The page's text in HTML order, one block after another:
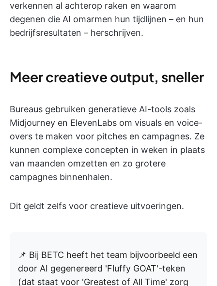
verkennen al achterop raken en waarom
degenen die AI omarmen hun tijdlijnen – en hun
bedrijfsresultaten – herschrijven.
Meer creatieve output, sneller
Bureaus gebruiken generatieve AI-tools zoals
Midjourney en ElevenLabs om visuals en voice-
overs te maken voor pitches en campagnes. Ze
kunnen complexe concepten in weken in plaats
van maanden omzetten en zo grotere
campagnes binnenhalen.
Dit geldt zelfs voor creatieve uitvoeringen.
📌 Bij BETC heeft het team bijvoorbeeld een
door AI gegenereerd 'Fluffy GOAT'-teken
(dat staat voor 'Greatest of All Time' zorg